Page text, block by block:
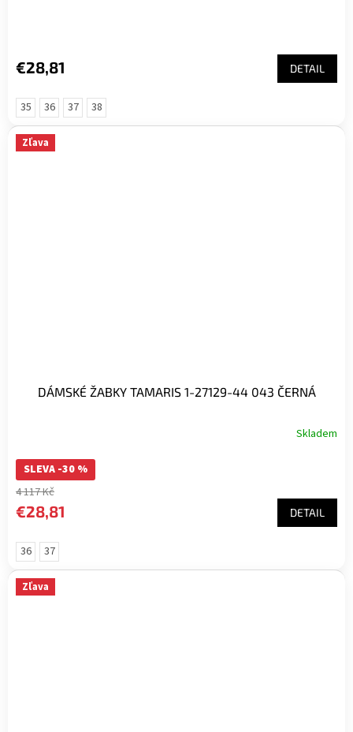
€28,81 DETAIL
35 36 37 38
Zľava
DÁMSKÉ ŽABKY TAMARIS 1-27129-44 043 ČERNÁ
Skladem
SLEVA -30 %
4 117 Kč
€28,81 DETAIL
36 37
Zľava